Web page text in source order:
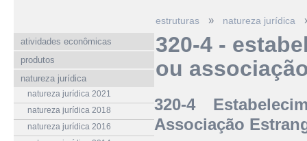
atividades econômicas
produtos
natureza jurídica
natureza jurídica 2021
natureza jurídica 2018
natureza jurídica 2016
estruturas » natureza jurídica
320-4 -
ou
320-4
Associação